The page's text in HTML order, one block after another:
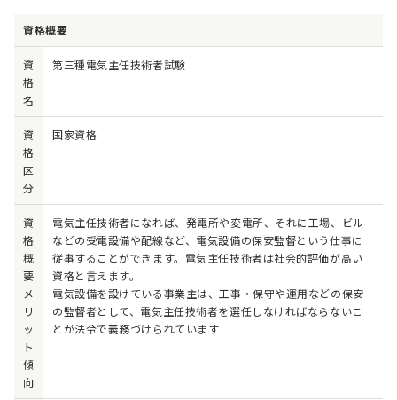
資格概要
資
格
名
第三種電気主任技術者試験
資
格
区
分
国家資格
資
格
概
要
メ
リ
ッ
ト
傾
向
電気主任技術者になれば、発電所や変電所、それに工場、ビル
などの受電設備や配線など、電気設備の保安監督という仕事に
従事することができます。電気主任技術者は社会的評価が高い
資格と言えます。
電気設備を設けている事業主は、工事・保守や運用などの保安
の監督者として、電気主任技術者を選任しなければならないこ
とが法令で義務づけられています